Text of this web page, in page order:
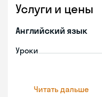
Услуги и цены
Английский язык
Уроки
Читать дальше